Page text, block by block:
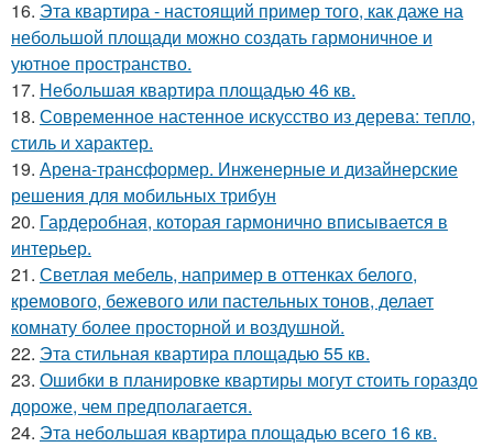
16. Эта квартира - настоящий пример того, как даже на
небольшой площади можно создать гармоничное и
уютное пространство.
17. Небольшая квартира площадью 46 кв.
18. Современное настенное искусство из дерева: тепло,
стиль и характер.
19. Арена-трансформер. Инженерные и дизайнерские
решения для мобильных трибун
20. Гардеробная, которая гармонично вписывается в
интерьер.
21. Светлая мебель, например в оттенках белого,
кремового, бежевого или пастельных тонов, делает
комнату более просторной и воздушной.
22. Эта стильная квартира площадью 55 кв.
23. Ошибки в планировке квартиры могут стоить гораздо
дороже, чем предполагается.
24. Эта небольшая квартира площадью всего 16 кв.